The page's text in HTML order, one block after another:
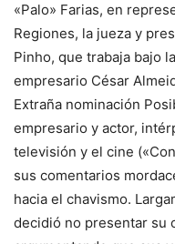
«Palo» Farias, en
Regiones, la jueza y
Pinho, que trabaja bajo
empresario César
Extraña nominación
empresario y actor,
televisión y el cine
sus comentarios
hacia el chavismo.
decidió no presentar su